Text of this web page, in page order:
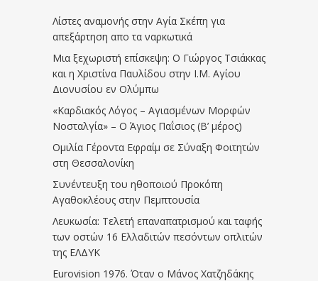
Λίστες αναμονής στην Αγία Σκέπη για
απεξάρτηση απο τα ναρκωτικά
Μια ξεχωριστή επίσκεψη: Ο Γιώργος Τσιάκκας
και η Χριστίνα Παυλίδου στην Ι.Μ. Αγίου
Διονυσίου εν Ολύμπω
«Καρδιακός Λόγος – Αγιασμένων Μορφών
Νοσταλγία» – Ο Άγιος Παΐσιος (Β’ μέρος)
Ομιλία Γέροντα Εφραίμ σε Σύναξη Φοιτητών
στη Θεσσαλονίκη
Συνέντευξη του ηθοποιού Προκόπη
Αγαθοκλέους στην Πεμπτουσία
Λευκωσία: Τελετή επαναπατρισμού και ταφής
των οστών 16 Ελλαδιτών πεσόντων οπλιτών
της ΕΛΔΥΚ
Eurovision 1976. Όταν ο Μάνος Χατζηδάκης